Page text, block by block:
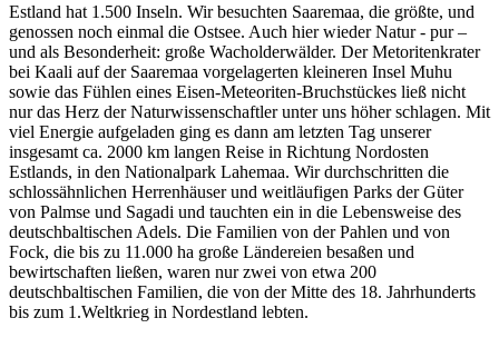
Estland hat 1.500 Inseln. Wir besuchten Saaremaa, die größte, und
genossen noch einmal die Ostsee. Auch hier wieder Natur - pur –
und als Besonderheit: große Wacholderwälder. Der Metoritenkrater
bei Kaali auf der Saaremaa vorgelagerten kleineren Insel Muhu
sowie das Fühlen eines Eisen-Meteoriten-Bruchstückes ließ nicht
nur das Herz der Naturwissenschaftler unter uns höher schlagen. Mit
viel Energie aufgeladen ging es dann am letzten Tag unserer
insgesamt ca. 2000 km langen Reise in Richtung Nordosten
Estlands, in den Nationalpark Lahemaa. Wir durchschritten die
schlossähnlichen Herrenhäuser und weitläufigen Parks der Güter
von Palmse und Sagadi und tauchten ein in die Lebensweise des
deutschbaltischen Adels. Die Familien von der Pahlen und von
Fock, die bis zu 11.000 ha große Ländereien besaßen und
bewirtschaften ließen, waren nur zwei von etwa 200
deutschbaltischen Familien, die von der Mitte des 18. Jahrhunderts
bis zum 1.Weltkrieg in Nordestland lebten.